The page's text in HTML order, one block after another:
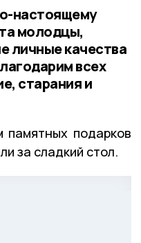
настоящему
молодцы,
личные качества
всех
старания и
памятных подарков
за сладкий стол.